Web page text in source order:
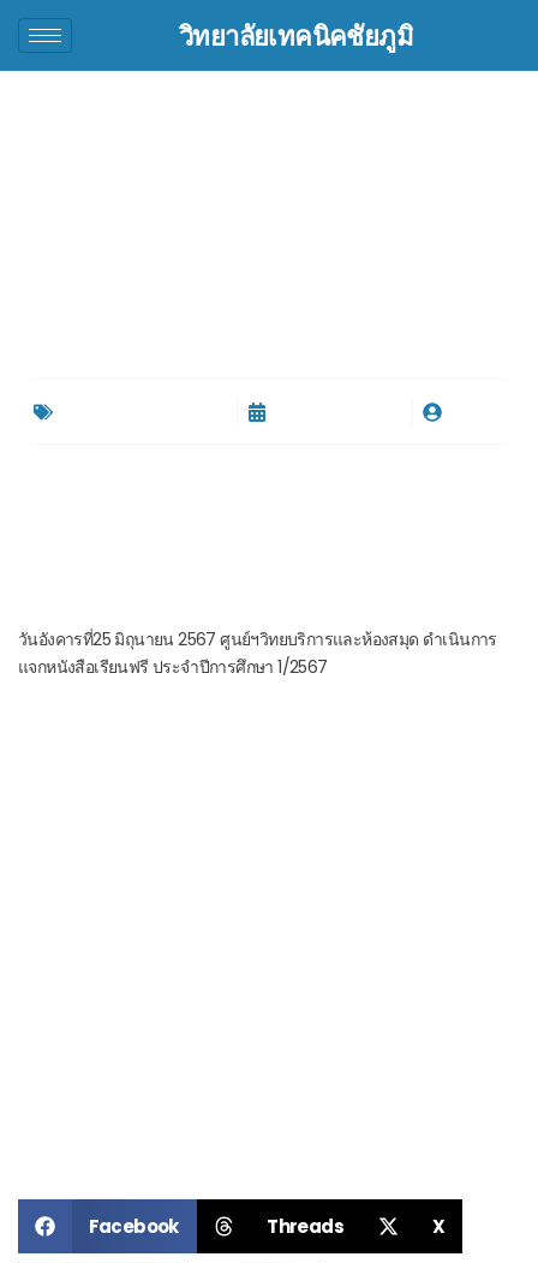
วิทยาลัยเทคนิคชัยภูมิ
วันอังคารที่25 มิถุนายน 2567 ศูนย์ฯวิทยบริการและห้องสมุด ดำเนินการ
แจกหนังสือเรียนฟรี ประจำปีการศึกษา 1/2567
Facebook Threads X